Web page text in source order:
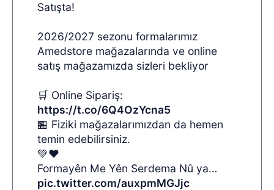
Satışta!
2026/2027 sezonu formalarımız
Amedstore mağazalarında ve online
satış mağazamızda sizleri bekliyor
🛒 Online Sipariş:
https://t.co/6Q4OzYcna5
🏪 Fiziki mağazalarımızdan da hemen
temin edebilirsiniz.
💚❤️
Formayên Me Yên Serdema Nû ya…
pic.twitter.com/auxpmMGJjc